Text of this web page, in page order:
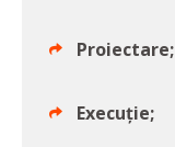
Proiectare;
Execuție;